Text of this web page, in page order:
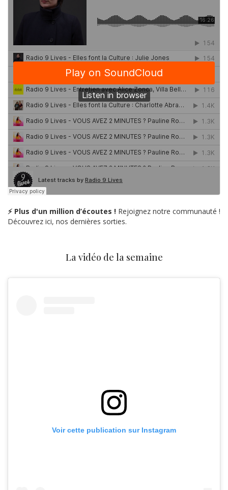
⚡ Plus d'un million d’écoutes ! Rejoignez notre communauté !
Découvrez ici, nos dernières sorties.
La vidéo de la semaine
Voir cette publication sur Instagram